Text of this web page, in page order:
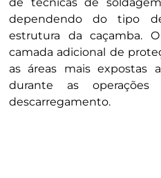
dependendo do tipo
estrutura da caçamba.
camada adicional de
as áreas mais expostas
durante as
descarregamento.